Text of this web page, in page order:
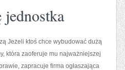
Jeżeli ktoś chce wybudować dużą
która zaoferuje mu najważniejszej
zapracuje firma ogłaszająca